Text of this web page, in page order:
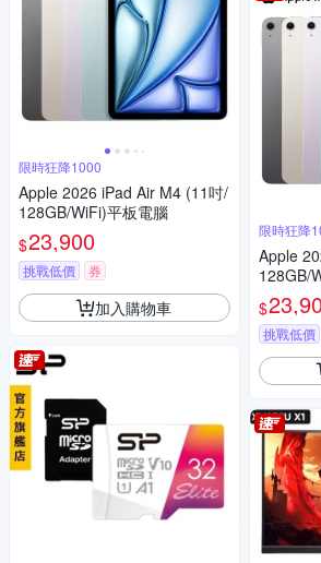
限時狂降1000
Apple 2026 iPad Air M4 (11吋/
128GB/WiFi)平板電腦
$23,900
挑戰低價 券
加入購物車
限時狂降
Apple
128GB/
$
挑戰低價